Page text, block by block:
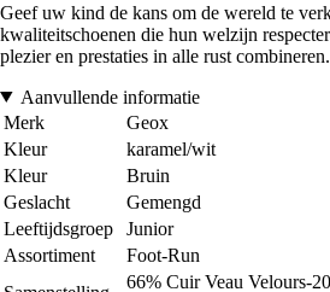
Geef uw kind de kans om de wereld te
kwaliteitschoenen die hun welzijn
plezier en prestaties in alle rust combineren.
Aanvullende informatie
Merk
Geox
Kleur
karamel/wit
Kleur
Bruin
Geslacht
Gemengd
Leeftijdsgroep
Junior
Assortiment
Foot-Run
66% Cuir Veau Velours-